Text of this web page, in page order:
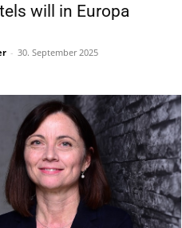
will in Europa
- 30. September 2025